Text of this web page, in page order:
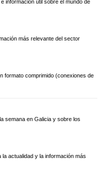
información útil sobre el mundo de
más relevante del sector
formato comprimido (conexiones de
semana en Galicia y sobre los
actualidad y la información más